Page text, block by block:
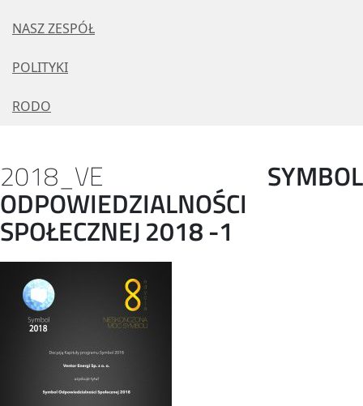
NASZ ZESPÓŁ
POLITYKI
RODO
2018_VE SYMBOL
ODPOWIEDZIALNOŚCI
SPOŁECZNEJ2018-1